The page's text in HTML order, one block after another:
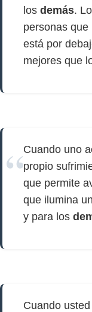
los demás.
personas
está por
mejores que
Cuando uno
propio
que permite
que ilumina
y para los
Cuando